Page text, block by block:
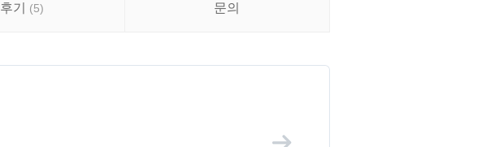
후기 (5) 문의